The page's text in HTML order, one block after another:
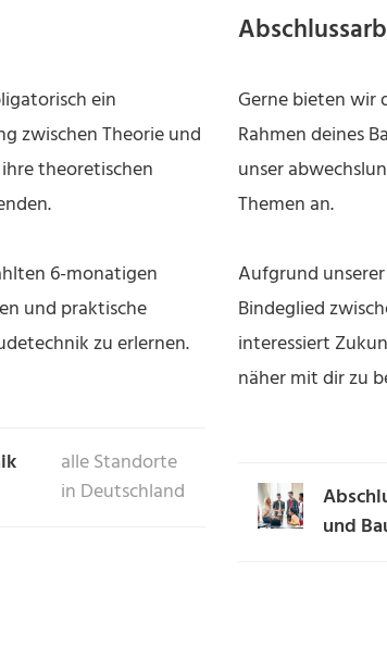
ein
zwischen Theorie und
theoretischen
6-monatigen
und praktische
zu erlernen.
alle Standorte
in Deutschland
Gerne bieten wir
Rahmen deines
unser
Themen an.
Aufgrund
Bindeglied
interessiert
näher mit dir zu
und